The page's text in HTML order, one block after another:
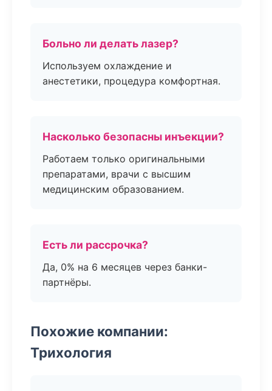
Больно ли делать лазер?
Используем охлаждение и
анестетики, процедура комфортная.
Насколько безопасны инъекции?
Работаем только оригинальными
препаратами, врачи с высшим
медицинским образованием.
Есть ли рассрочка?
Да, 0% на 6 месяцев через банки-
партнёры.
Похожие компании:
Трихология